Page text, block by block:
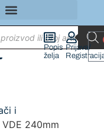
Popis
želja
Prijava/
i
240mm